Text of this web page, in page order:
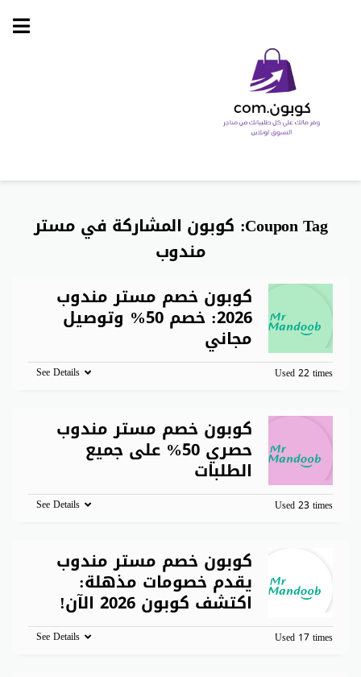
Skip
Coupon Tag: كوبون المشاركة في مستر
مندوب
كوبون خصم مستر مندوب
2026: خصم 50% وتوصيل
مجاني
Used 22 times
See Details
كوبون خصم مستر مندوب
حصري 50% على جميع
الطلبات
Used 23 times
See Details
كوبون خصم مستر مندوب
يقدم خصومات مذهلة:
اكتشف كوبون 2026 الآن!
Used 17 times
See Details